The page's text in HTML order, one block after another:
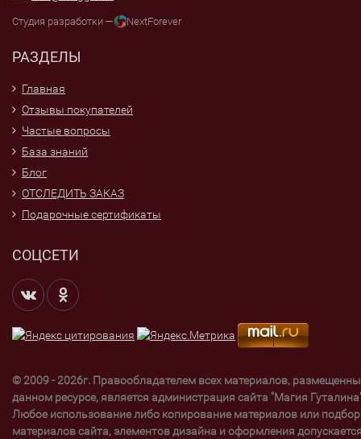
Студия разработки — NextForever
РАЗДЕЛЫ
Главная
Отзывы покупателей
Частые вопросы
База знаний
Блог
ОТСЛЕДИТЬ ЗАКАЗ
Подарочные сертификаты
СОЦСЕТИ
© 2009 - 2026г. Правообладателем всех материалов,
данном ресурсе, является администрация сайта "Магия
Любое использование либо копирование материалов или
материалов сайта, элементов дизайна и оформления